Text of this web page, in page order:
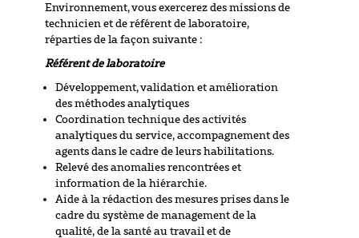
Environnement, vous exercerez des missions de
technicien et de référent de laboratoire,
réparties de la façon suivante :
Référent de laboratoire
Développement, validation et amélioration
des méthodes analytiques
Coordination technique des activités
analytiques du service, accompagnement des
agents dans le cadre de leurs habilitations.
Relevé des anomalies rencontrées et
information de la hiérarchie.
Aide à la rédaction des mesures prises dans le
cadre du système de management de la
qualité, de la santé au travail et de